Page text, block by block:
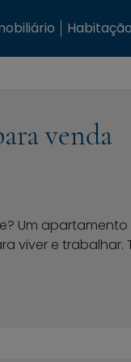
venda
Um apartamento
viver e trabalhar.